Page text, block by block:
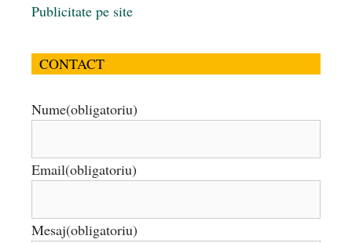
Publicitate pe site
CONTACT
Nume(obligatoriu)
Email(obligatoriu)
Mesaj(obligatoriu)